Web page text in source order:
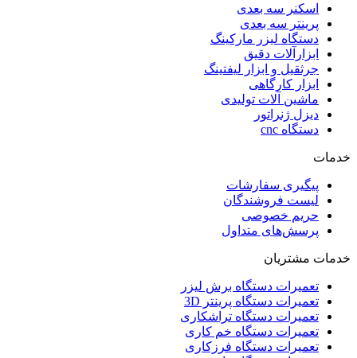
اسکنر سه بعدی
پرینتر سه بعدی
دستگاه لیزر مارکینگ
ابزارآلات دقیق
جرثقیل و ابزار لیفتینگ
ابزار کارگاهی
ماشین آلات تولیدی
دیزل ژنراتور
دستگاه cnc
خدمات
پیگیری سفارشات
لیست فروشندگان
حریم خصوصی
پرسش‌های متداول
خدمات مشتریان
تعمیرات دستگاه برش لیزر
تعمیرات دستگاه پرینتر 3D
تعمیرات دستگاه تراشکاری
تعمیرات دستگاه خم کاری
تعمیرات دستگاه فرزکاری